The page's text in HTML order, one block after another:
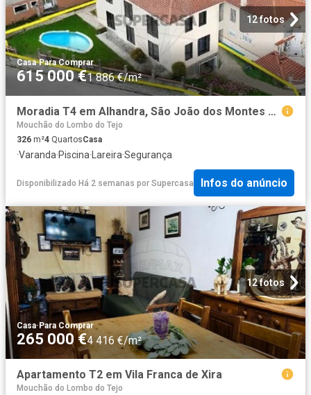
12 fotos
Casa·Para Comprar
615 000 €1 886 €/m²
Moradia T4 em Alhandra, São João dos Montes e Calhandriz
Mouchão do Lombo do Tejo
326 m²4 QuartosCasa
·Varanda·Piscina· Lareira·Segurança
Disponibilizado Há 2 semanas por Supercasa Infos do anúncio
12 fotos
Casa· Para Comprar
265 000 €4 416 €/m²
Apartamento T2 em Vila Franca de Xira
Mouchão do Lombo do Tejo